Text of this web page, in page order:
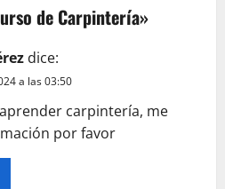
de Carpintería»
dice:
a las 03:50
carpintería, me
por favor